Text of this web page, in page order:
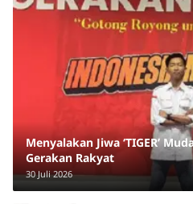
Menyalakan Jiwa ‘TIGER’
Gerakan Rakyat
30 Juli 2026